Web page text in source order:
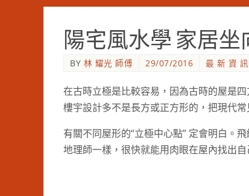
陽宅風水學 家居坐
BY 林 耀光 師傅 29/07/2016 最 新 資 訊
在古時立極是比較容易，因為古時的屋是
樓宇設計多不是長方或正方形的，把現代
有關不同屋形的“立極中心點” 定會明白。
地理師一樣，很快就能用肉眼在屋內找出自